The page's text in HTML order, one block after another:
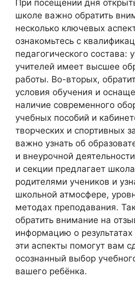
При посещении дня
школе важно обратить
несколько ключевых
ознакомьтесь с
педагогического состава:
учителей имеет высшее
работы. Во-вторых,
условия обучения и
наличие современного
учебных пособий и
творческих и спортивных
важно узнать об
и внеурочной
и секции предлагает
родителями учеников и
школьной атмосфере,
методах преподавания.
обратить внимание на
информацию о
эти аспекты помогут вам
осознанный выбор
вашего ребёнка.